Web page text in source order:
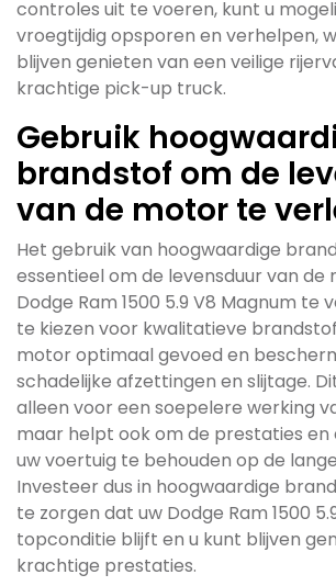
controles uit te voeren, kunt u
vroegtijdig opsporen en verhelpen,
blijven genieten van een veilige
krachtige pick-up truck.
Gebruik
brandstof om de
van de motor te
Het gebruik van hoogwaardige
essentieel om de levensduur van de
Dodge Ram 1500 5.9 V8 Magnum te
te kiezen voor kwalitatieve
motor optimaal gevoed en
schadelijke afzettingen en slijtage.
alleen voor een soepelere werking
maar helpt ook om de prestaties en
uw voertuig te behouden op de
Investeer dus in hoogwaardige
te zorgen dat uw Dodge Ram 1500
topconditie blijft en u kunt blijven
krachtige prestaties.